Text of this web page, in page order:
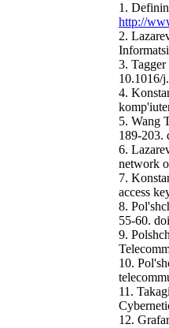
1.
http://
2.
3.
10.1016/
4.
5. Wang
189-203.
6.
network
7.
access
8.
55-60.
9.
10.
11.
12.